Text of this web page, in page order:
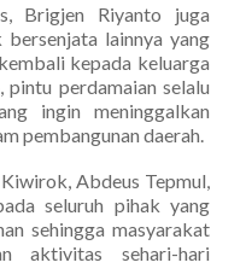
Brigjen Riyanto juga
lainnya yang
kepada keluarga
pintu perdamaian selalu
ingin meninggalkan
pembangunan daerah.
Abdeus Tepmul,
seluruh pihak yang
sehingga masyarakat
aktivitas sehari-hari